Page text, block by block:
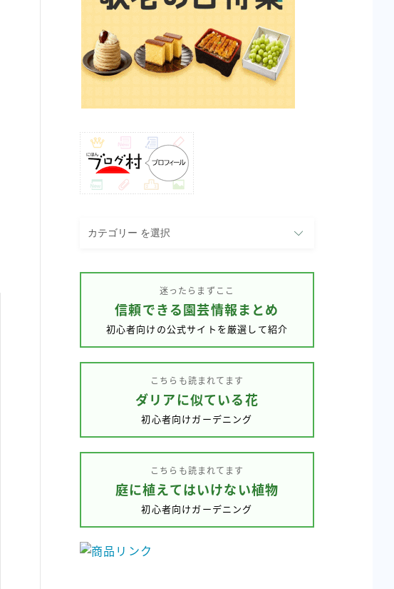
迷ったらまずここ
信頼できる園芸情報まとめ
初心者向けの公式サイトを厳選して紹介
こちらも読まれてます
ダリアに似ている花
初心者向けガーデニング
こちらも読まれてます
庭に植えてはいけない植物
初心者向けガーデニング